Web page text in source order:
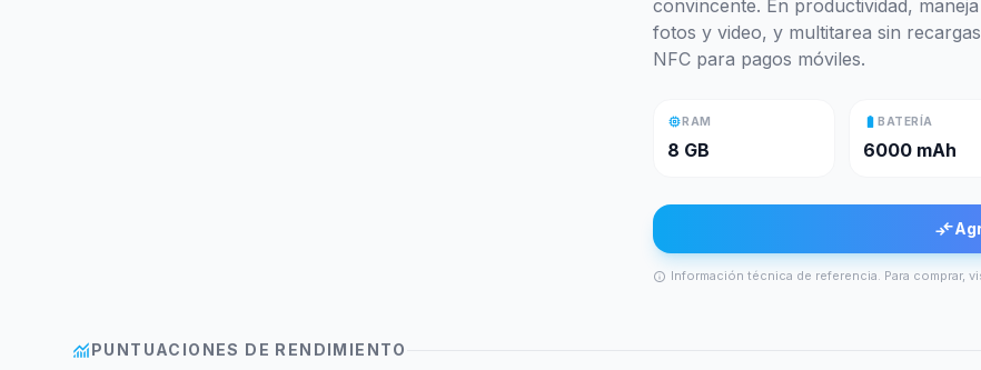
convincente. En productividad,
fotos y video, y multitarea sin
NFC para pagos móviles.
memoryRAM
8 GB
battery_fullBATERÍA
6000 mAh
compare_arrows
info Información técnica de referencia. Para comprar,
monitoringPUNTUACIONES DE RENDIMIENTO